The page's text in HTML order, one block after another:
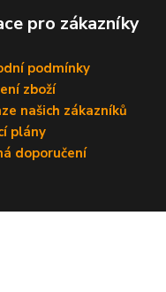
pro zákazníky
podmínky
zboží
našich zákazníků
plány
doporučení